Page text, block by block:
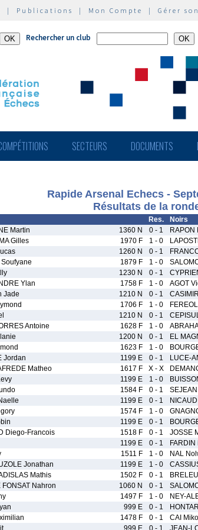
| Publications | Mon Compte | Gérer
Rechercher un club
SECTEURS DOCUMENTS
Rapide Arsenal Echecs -
Résultats de la
Res. Noirs
Martin 1360 N 0 - 1 RAPON
Gilles 1970 F 1 - 0
1260 N 0 - 1
1879 F 1 - 0
1230 N 0 - 1
Ylan 1758 F 1 - 0 AGOT
Jade 1210 N 0 - 1
1706 F 1 - 0
1210 N 0 - 1
Antoine 1628 F 1 - 0
1200 N 0 - 1 EL
1623 F 1 - 0
Jordan 1199 E 0 - 1 LUCE-
Matheo 1617 F X - X
1199 E 1 - 0
1584 F 0 - 1
1199 E 0 - 1
1574 F 1 - 0
1199 E 0 - 1
Diego-Francois 1518 F 0 - 1 JOSSE
1199 E 0 - 1 FARDIN
1511 F 1 - 0 NAL
Jonathan 1199 E 1 - 0
Mathis 1502 F 0 - 1
Nahron 1060 N 0 - 1
1497 F 1 - 0 NEY-
999 E 0 - 1
1478 F 0 - 1 CAI Miko
999 E 0 - 1 JEAN-